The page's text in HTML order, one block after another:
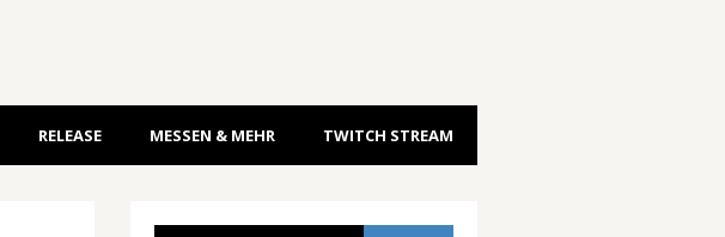
RELEASE MESSEN & MEHR TWITCH STREAM